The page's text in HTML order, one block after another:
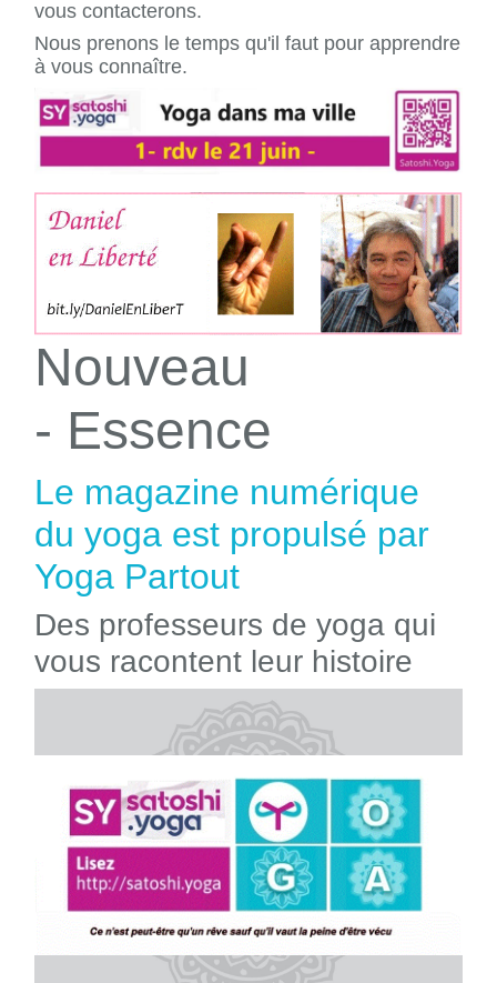
vous contacterons.
Nous prenons le temps qu'il faut pour apprendre
à vous connaître.
Nouveau
- Essence
Le magazine numérique
du yoga est propulsé par
Yoga Partout
Des professeurs de yoga qui
vous racontent leur histoire